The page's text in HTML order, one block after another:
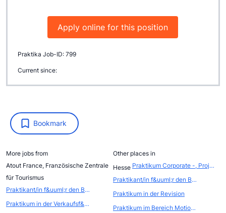
Bookmark
More jobs from
Atout France, Französische Zentrale
für Tourismus
Praktikant/in f&uuml;r den Bereich Online Marketing und Content Management
Praktikum in der Verkaufsf&ouml;rderung - Atout France - Franz&ouml;sische Zentrale f&uuml;r Tourismus
Other places in
Hesse
Praktikum Corporate -, Project -, Structured -, Clean Energy -, Real Estate Finance u. Capital Markets
Praktikant/in f&uuml;r den Bereich Online Marketing und Content Management
Praktikum in der Revision
Praktikum im Bereich Motion Capture und 2D/3D Animation
Apply online for this position
Praktika Job-ID: 799
Current since: